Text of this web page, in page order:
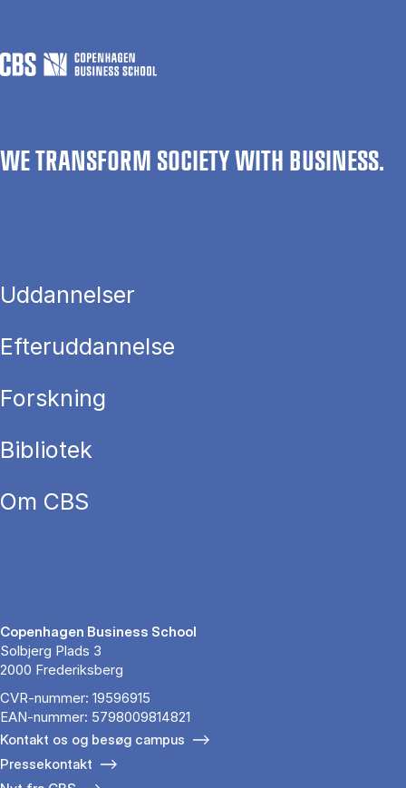
WE TRANSFORM SOCIETY WITH BUSINESS.
Uddannelser
Efteruddannelse
Forskning
Bibliotek
Om CBS
Copenhagen Business School
Solbjerg Plads 3
2000 Frederiksberg
CVR-nummer: 19596915
EAN-nummer: 5798009814821
Kontakt os og besøg campus
Pressekontakt